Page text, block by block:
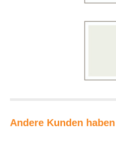
Andere Kunden